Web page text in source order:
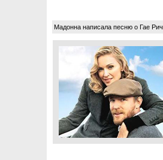
Мадонна написала песню о Гае